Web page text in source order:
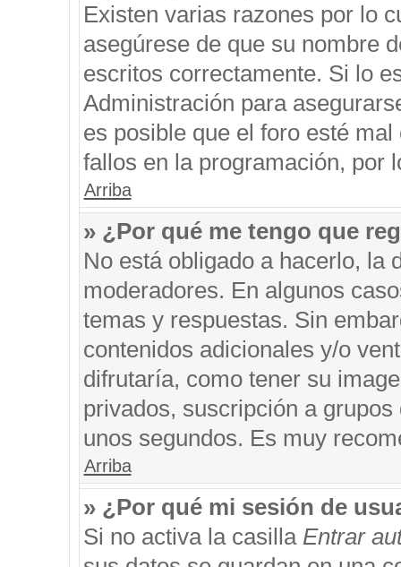
Existen varias razones por lo
asegúrese de que su nombre
escritos correctamente. Si lo
Administración para
es posible que el foro esté
fallos en la programación, por
Arriba
» ¿Por qué me tengo que
No está obligado a hacerlo, la
moderadores. En algunos
temas y respuestas. Sin
contenidos adicionales y/o
difrutaría, como tener su
privados, suscripción a
unos segundos. Es muy
Arriba
» ¿Por qué mi sesión de
Si no activa la casilla Entrar